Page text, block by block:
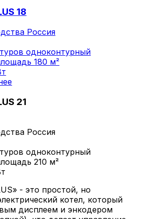
18
Россия
одноконтурный
180 м²
21
Россия
одноконтурный
210 м²
- это простой, но
котел, который
дисплеем и энкодером